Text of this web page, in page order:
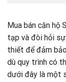
Mua bán căn hộ
tạp và đòi hỏi
thiết để đảm
dù quy trình có
dưới đây là một